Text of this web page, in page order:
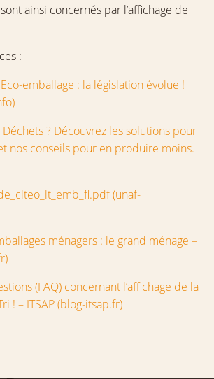
ainsi concernés par l’affichage de
:
emballage : la législation évolue !
? Découvrez les solutions pour
nos conseils pour en produire moins.
(unaf-
ménagers : le grand ménage –
(FAQ) concernant l’affichage de la
! – ITSAP (blog-itsap.fr)